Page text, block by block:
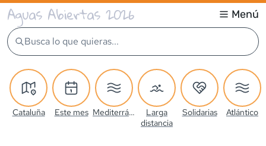
Aguas Abiertas 2026 Menú
Busca lo que quieras...
Cataluña Este mes Mediterráneo
Larga
distancia
Solidarias Atlántico